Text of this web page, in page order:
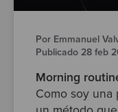
Por Emmanuel
Publicado 28 feb
Morning
Como soy una